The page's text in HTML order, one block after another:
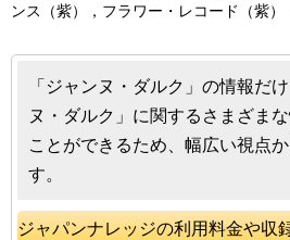
ンス（紫），フラワー・レコード（紫）
「ジャンヌ・ダルク」の情報だ
ヌ・ダルク」に関するさまざま
ことができるため、幅広い視点
す。
ジャパンナレッジの利用料金や収